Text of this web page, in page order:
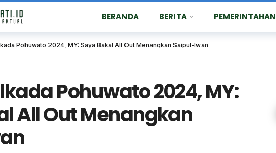
BERANDA BERITA PEMERINTAHAN
Pohuwato 2024, MY: Saya Bakal All Out Menangkan Saipul-Iwan
Pohuwato 2024, MY:
All Out Menangkan